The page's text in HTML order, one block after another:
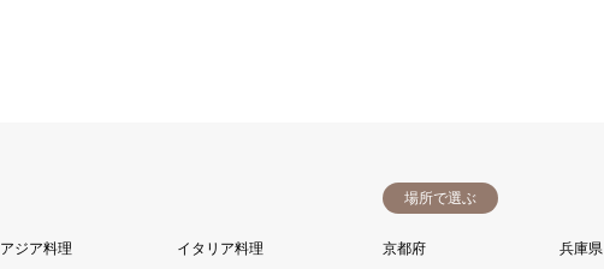
アジア料理
イタリア料理
場所で選ぶ
京都府 兵庫県